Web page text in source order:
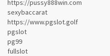
https://pussy888win.com
sexybaccarat
https://www.pgslot.golf
pgslot
pg99
fullslot